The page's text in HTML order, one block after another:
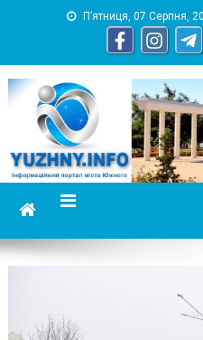
П’ятниця, 07 Серпня,
информационный